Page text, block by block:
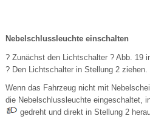
Nebelschlussleuchte einschalten
? Zunächst den Lichtschalter ? Abb. 19
? Den Lichtschalter in Stellung 2 ziehen.
Wenn das Fahrzeug nicht mit
die Nebelschlussleuchte eingeschaltet,
gedreht und direkt in Stellung 2